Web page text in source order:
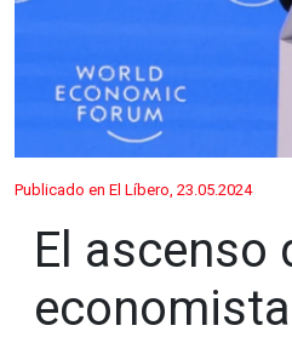
Publicado en El Líbero, 23.05.2024
El ascenso